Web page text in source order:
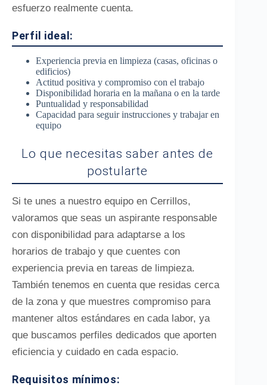
esfuerzo realmente cuenta.
Perfil ideal:
Experiencia previa en limpieza (casas, oficinas o
edificios)
Actitud positiva y compromiso con el trabajo
Disponibilidad horaria en la mañana o en la tarde
Puntualidad y responsabilidad
Capacidad para seguir instrucciones y trabajar en
equipo
Lo que necesitas saber antes de
postularte
Si te unes a nuestro equipo en Cerrillos,
valoramos que seas un aspirante responsable
con disponibilidad para adaptarse a los
horarios de trabajo y que cuentes con
experiencia previa en tareas de limpieza.
También tenemos en cuenta que residas cerca
de la zona y que muestres compromiso para
mantener altos estándares en cada labor, ya
que buscamos perfiles dedicados que aporten
eficiencia y cuidado en cada espacio.
Requisitos mínimos: